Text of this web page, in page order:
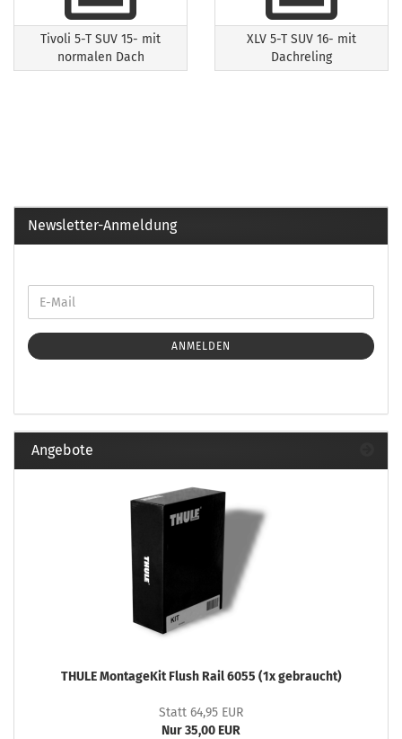
Tivoli 5-T SUV 15- mit
normalen Dach
XLV 5-T SUV 16- mit
Dachreling
Newsletter-Anmeldung
ANMELDEN
Angebote
THULE MontageKit Flush Rail 6055 (1x gebraucht)
Statt 64,95 EUR
Nur 35,00 EUR